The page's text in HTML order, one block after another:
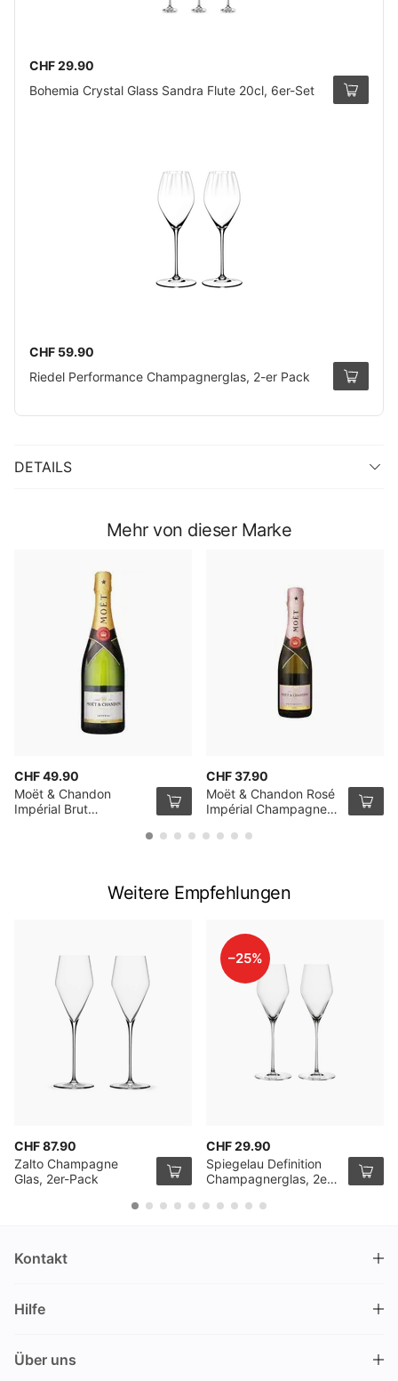
CHF 29.90
Bohemia Crystal Glass Sandra Flute 20cl, 6er-Set
CHF 59.90
Riedel Performance Champagnerglas, 2-er Pack
DETAILS
Mehr von dieser Marke
CHF 49.90
Moët & Chandon
Impérial Brut
CHF 37.90
Moët & Chandon Rosé
Impérial Champagner
Weitere Empfehlungen
CHF 87.90
Zalto Champagne
Glas, 2er-Pack
–25%
CHF 29.90
Spiegelau Definition
Champagnerglas, 2er
Kontakt
Nüschelerstrasse 35
Schweiz
Hilfe
Über uns